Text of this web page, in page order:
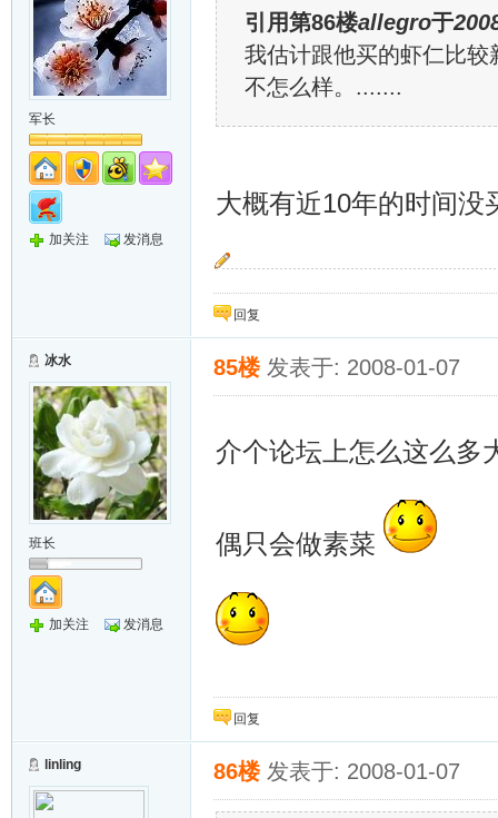
军长
加关注 发消息
引用第86楼allegro于
我估计跟他买的虾仁比
不怎么样。.......
大概有近10年的时间
“按预定计划，岁寒只能把大家送到这里，她
回复
冰水
班长
加关注 发消息
85楼 发表于: 2008-01-07
介个论坛上怎么这么多
偶只会做素菜
回复
linling 86楼 发表于: 2008-01-07